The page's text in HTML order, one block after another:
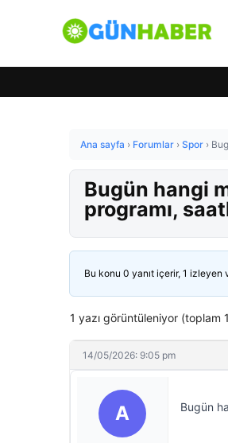
Ana sayfa › Forumlar › Spor ›
Bugün hangi
programı,
Bu konu 0 yanıt içerir, 1 izleyen
1 yazı görüntüleniyor (toplam
14/05/2026: 9:05 pm
A Bugün